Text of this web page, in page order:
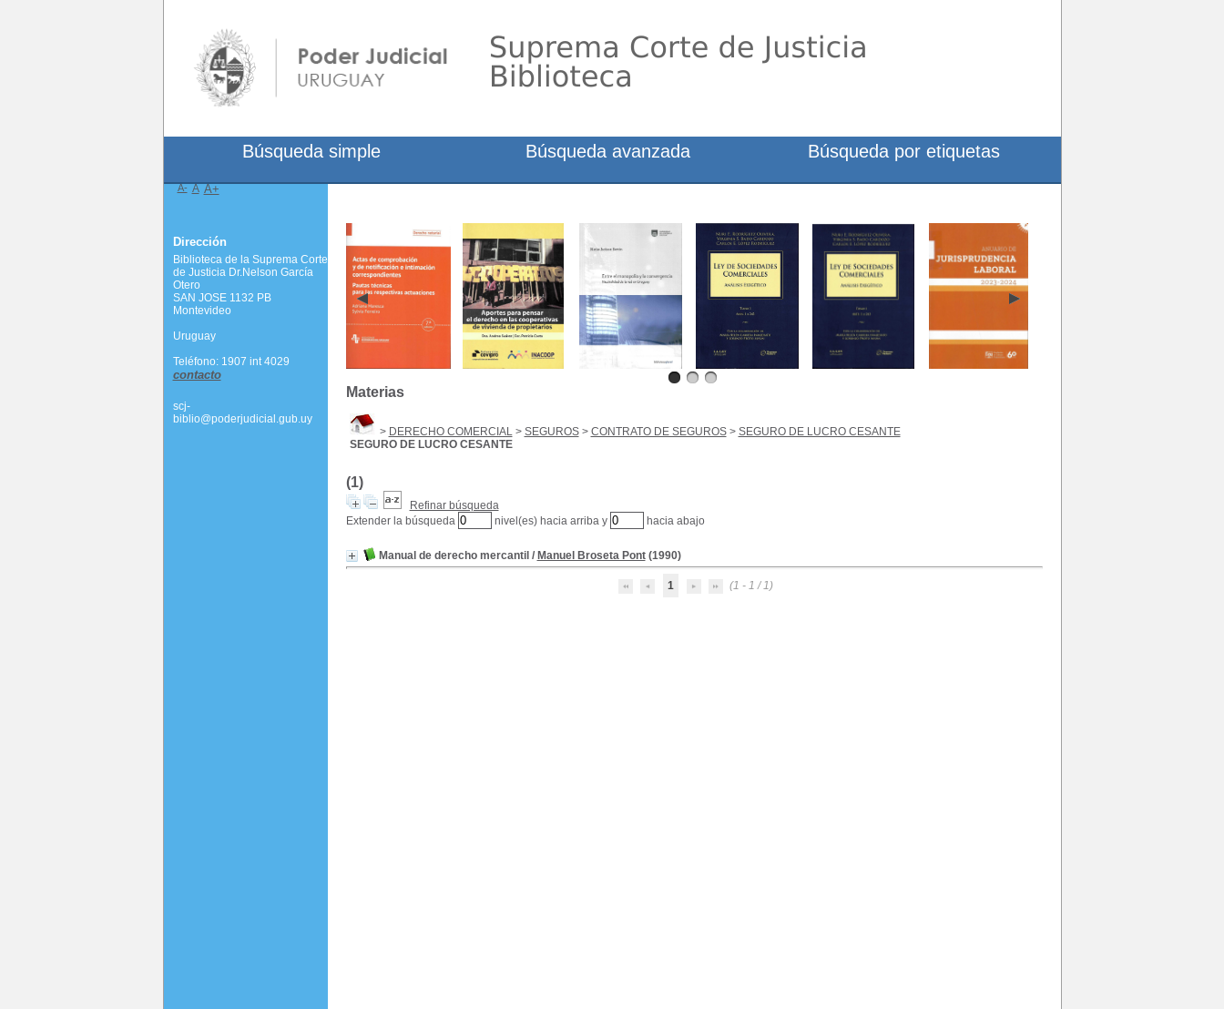
Materias
> DERECHO COMERCIAL> SEGUROS> CONTRATO DE SEGUROS> SEGURO DE LUCRO CESANTE
SEGURO DE LUCRO CESANTE
(1)
Refinar búsqueda
Extender la búsqueda
nivel(es) hacia arriba y hacia abajo
Manual de derecho mercantil / Manuel Broseta Pont(1990)
1 (1 - 1 / 1)
Búsqueda simple Búsqueda avanzada Búsqueda por etiquetas
A- A A+
Dirección
Biblioteca de la Suprema Corte
de Justicia Dr.Nelson García
Otero
SAN JOSE 1132 PB
Montevideo
Uruguay
Teléfono: 1907 int 4029
contacto
scj-
biblio@poderjudicial.gub.uy